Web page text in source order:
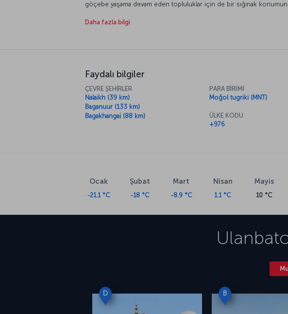
göçebe yaşama devam eden topluluklar için de bir sığınak
vadediyor.
Daha fazla bilgi
Faydalı bilgiler
ÇEVRE ŞEHİRLER
Nalaikh (39 km)
Baganuur (133 km)
Bagakhangai (88 km)
PARA BİRİMİ
Moğol tugriki (MNT)
ÜLKE KODU
+976
Ocak
-21.1 °C
Şubat
-18 °C
Mart
-8.9 °C
Nisan
1.1 °C
Mayis
10 °C
D B